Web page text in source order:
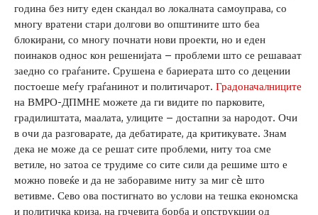
година без ниту еден скандал во локалната самоуправа, со
многу вратени стари долгови во општините што беа
блокирани, со многу почнати нови проекти, но и еден
поинаков однос кон решенијата – проблеми што се решаваат
заедно со граѓаните. Срушена е бариерата што со децении
постоеше меѓу граѓанинот и политичарот. Градоначалниците
на ВМРО-ДПМНЕ можете да ги видите по парковите,
градилиштата, маалата, улиците – достапни за народот. Очи
в очи да разговарате, да дебатирате, да критикувате. Знам
дека не може да се решат сите проблеми, ниту тоа сме
ветиле, но затоа се трудиме со сите сили да решиме што е
можно повеќе и да не заборавиме ниту за миг сè што
ветивме. Сево ова постигнато во услови на тешка економска
и политичка криза, на грчевита борба и опструкции од